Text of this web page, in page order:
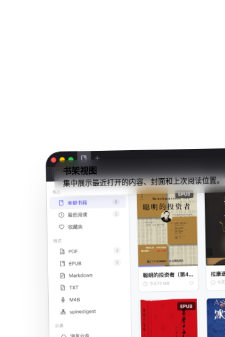
书架视图
集中展示最近打开的内容、封面和上次阅读位置。